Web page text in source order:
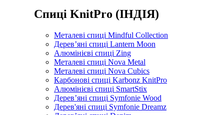
Спиці KnitPro (ІНДІЯ)
Металеві спиці Mindful Collection
Дерев’яні спиці Lantern Moon
Алюмінієві спиці Zing
Металеві спиці Nova Metal
Металеві спиці Nova Cubics
Карбонові спиці Karbonz KnitPro
Алюмінієві спиці SmartStix
Дерев’яні спиці Symfonie Wood
Дерев'яні спиці Symfonie Dreamz